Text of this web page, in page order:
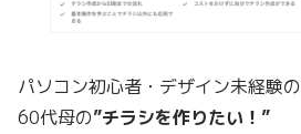
パソコン初心者・デザイン未経験の
60代母の”チラシを作りたい！”